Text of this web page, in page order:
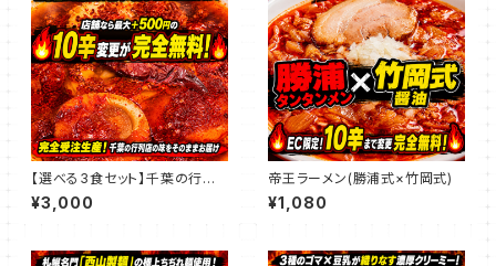
【選べる3食セット】千葉の行列
店「拉麺帝王」激辛・旨辛ラーメ
ン食べ比べ（★EC限定：10辛ま
¥3,000
帝王ラーメン(勝浦式×竹岡式)
¥1,080